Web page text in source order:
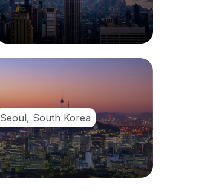
Seoul, South Korea